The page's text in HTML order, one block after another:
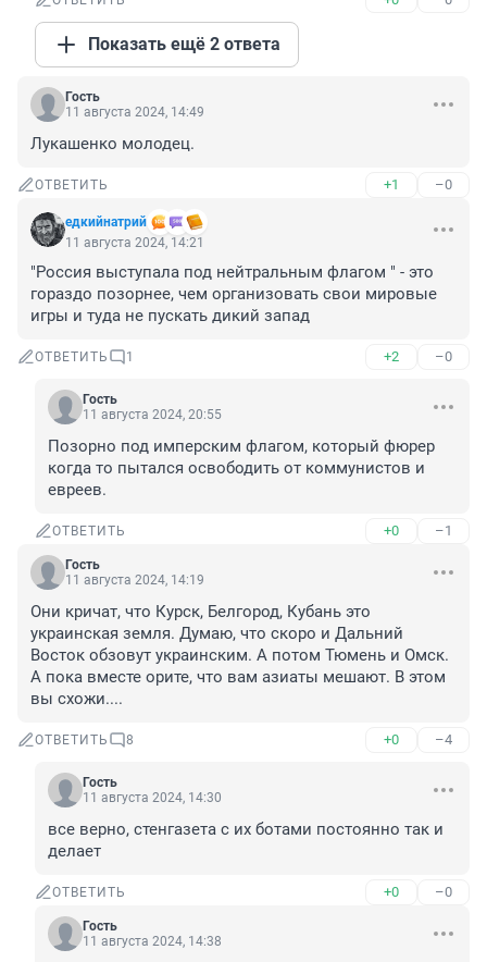
Показать ещё 2 ответа
Гость
11 августа 2024, 14:49
Лукашенко молодец.
ОТВЕТИТЬ +1 –0
едкийнатрий
11 августа 2024, 14:21
"Россия выступала под нейтральным флагом " - это
гораздо позорнее, чем организовать свои мировые
игры и туда не пускать дикий запад
ОТВЕТИТЬ 1 +2 –0
Гость
11 августа 2024, 20:55
Позорно под имперским флагом, который фюрер
когда то пытался освободить от коммунистов и
евреев.
ОТВЕТИТЬ +0 –1
Гость
11 августа 2024, 14:19
Они кричат, что Курск, Белгород, Кубань это
украинская земля. Думаю, что скоро и Дальний
Восток обзовут украинским. А потом Тюмень и Омск.
А пока вместе орите, что вам азиаты мешают. В этом
вы схожи....
ОТВЕТИТЬ 8 +0 –4
Гость
11 августа 2024, 14:30
все верно, стенгазета с их ботами постоянно так и
делает
ОТВЕТИТЬ +0 –0
Гость
11 августа 2024, 14:38